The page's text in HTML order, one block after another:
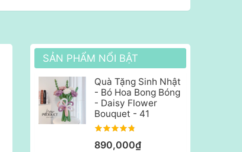
SẢN PHẨM NỔI BẬT
Quà Tặng Sinh Nhật
- Bó Hoa Bong Bóng
- Daisy Flower
Bouquet - 41
890,000₫